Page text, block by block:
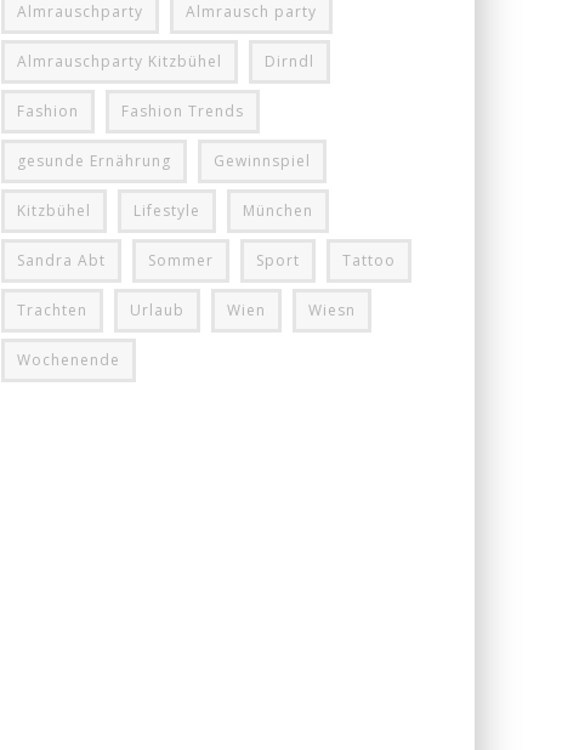
Almrauschparty Almrausch party
Almrauschparty Kitzbühel Dirndl
Fashion Fashion Trends
gesunde Ernährung Gewinnspiel
Kitzbühel Lifestyle München
Sandra Abt Sommer Sport Tattoo
Trachten Urlaub Wien Wiesn
Wochenende